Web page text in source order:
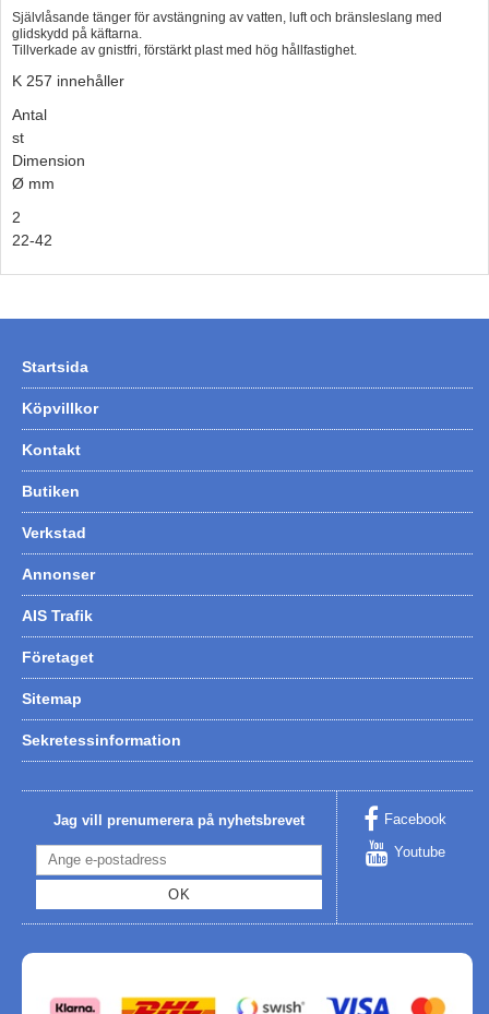
Båttillbehör
Hummertina
Victron - Batteriladdare
CTEK - Batteriladdare
Webasto - Dieselvärmare
Kamasa Tools - Verktyg
Thule - Takboxar
Thule - Lasthållare
Begagnade Motorer & Båtar
Självlåsande tänger för avstängning av vatten, luft och bränsleslang med
glidskydd på käftarna.
Tillverkade av gnistfri, förstärkt plast med hög hållfastighet.
K 257 innehåller
Antal
st
Dimension
Ø mm
2
22-42
Startsida
Köpvillkor
Kontakt
Butiken
Verkstad
Annonser
AIS Trafik
Företaget
Sitemap
Sekretessinformation
Jag vill prenumerera på nyhetsbrevet
OK
Facebook
Youtube